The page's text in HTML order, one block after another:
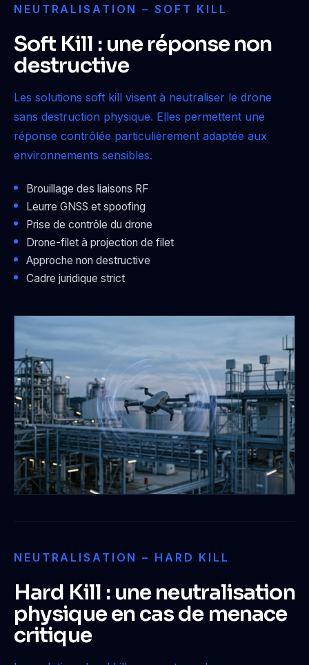
NEUTRALISATION – SOFT KILL
Soft Kill : une réponse non
destructive
Les solutions soft kill visent à neutraliser le drone
sans destruction physique. Elles permettent une
réponse contrôlée particulièrement adaptée aux
environnements sensibles.
Brouillage des liaisons RF
Leurre GNSS et spoofing
Prise de contrôle du drone
Drone-filet à projection de filet
Approche non destructive
Cadre juridique strict
NEUTRALISATION – HARD KILL
Hard Kill : une neutralisation
physique en cas de menace
critique